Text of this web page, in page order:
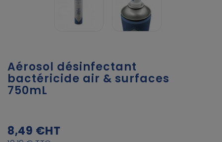
Aérosol désinfectant
bactéricide air & surfaces
750mL
8,49 €HT